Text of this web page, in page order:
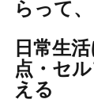
らって、
日常生
点・セ
える